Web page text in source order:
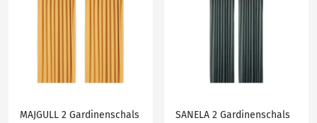
MAJGULL 2 Gardinenschals
SANELA 2 Gardinenschals